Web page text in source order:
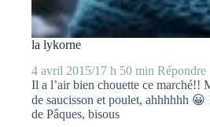
la lykorne
4 avril 2015/17 h 50 min Répondre
Il a l’air bien chouette ce marché!!
de saucisson et poulet, ahhhhhh
de Pâques, bisous